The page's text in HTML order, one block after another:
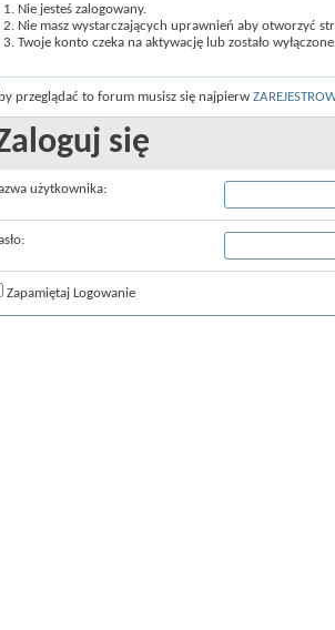
Nie jesteś zalogowany.
Nie masz wystarczających uprawnień aby otworzyć
Twoje konto czeka na aktywację lub zostało
przeglądać to forum musisz się najpierw
się
użytkownika:
Zapamiętaj Logowanie